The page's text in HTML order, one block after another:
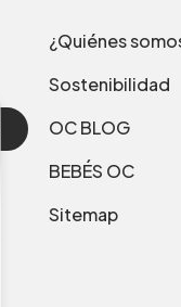
¿Quiénes
Sostenibilidad
OC BLOG
BEBÉS OC
Sitemap